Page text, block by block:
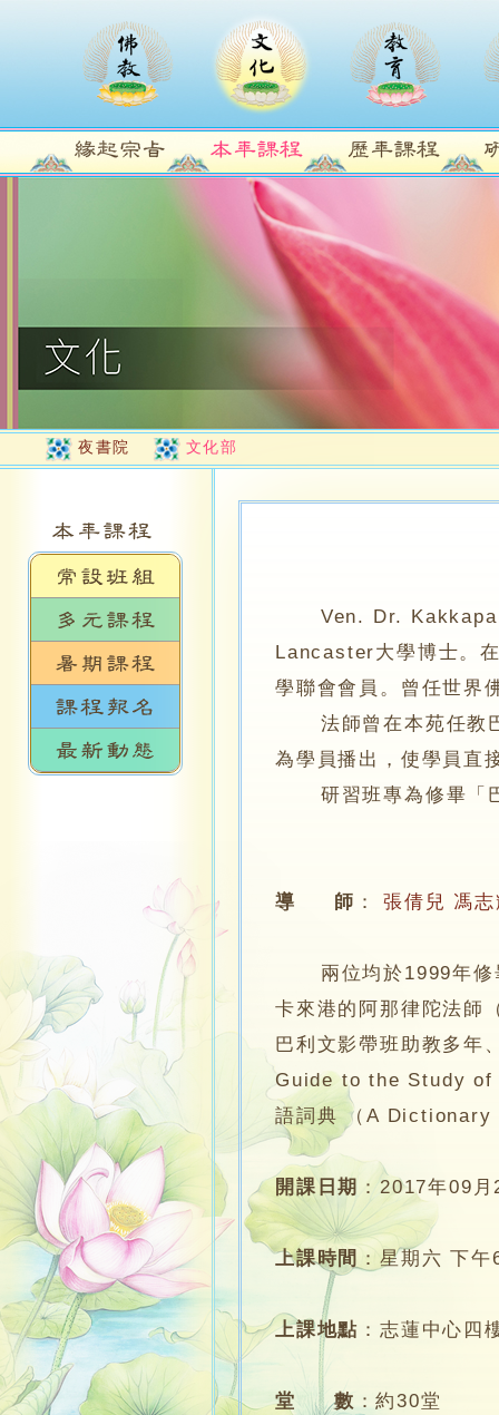
夜書院 文化部
Ven‭. ‬Dr‭.
Lancaster大學博士。
學聯會會員。曾任世界
法師曾在本苑任教巴
為學員播出，使學員直
研習班專為修畢「巴
導 師 ： 張倩兒 馮
兩位均於1999年修畢
卡來港的阿那律陀法師
巴利文影帶班助教多年
Guide to the Study of
語詞典‭ ‬（A
開課日期 ：2017年09月
上課時間 ：星期六‭ ‬下
上課地點 ：志蓮中心四
堂 數 ：約30堂